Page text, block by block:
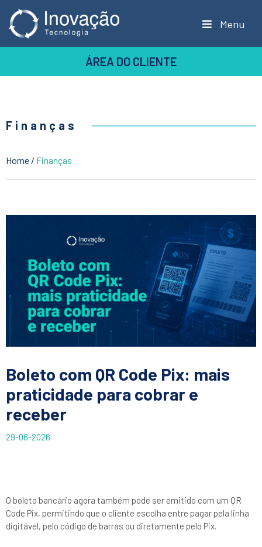
Menu
ÁREA DO CLIENTE
Finanças
Home / Finanças
Boleto com QR Code Pix: mais
praticidade para cobrar e
receber
29-06-2026
O boleto bancário agora também pode ser emitido com um QR
Code Pix, permitindo que o cliente escolha entre pagar pela linha
digitável, pelo código de barras ou diretamente pelo Pix.